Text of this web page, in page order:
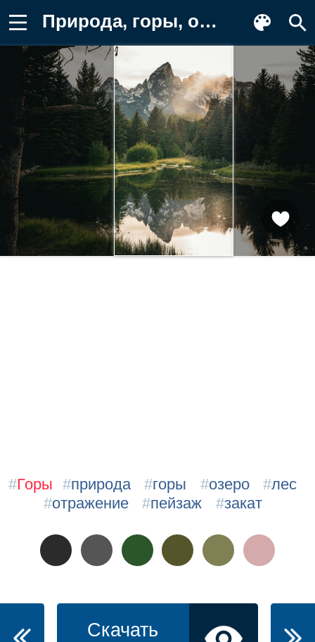
Природа, горы, озеро, лес, отражение Обои для телефона
#Горы #природа #горы #озеро #лес
#отражение #пейзаж #закат
Скачать